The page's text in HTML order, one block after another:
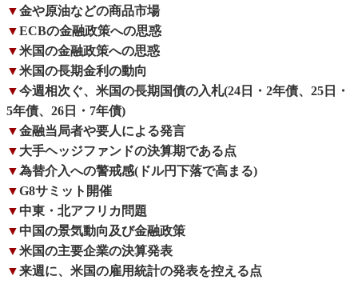
▼金や原油などの商品市場
▼ECBの金融政策への思惑
▼米国の金融政策への思惑
▼米国の長期金利の動向
▼今週相次ぐ、米国の長期国債の入札(24日・2年債、25日・
5年債、26日・7年債)
▼金融当局者や要人による発言
▼ 大手ヘッジファンドの決算期である点
▼為替介入への警戒感(ドル円下落で高まる)
▼G8サミット開催
▼ 中東・北アフリカ問題
▼ 中国の景気動向及び金融政策
▼米国の主要企業の決算発表
▼来週に、米国の雇用統計の発表を控える点